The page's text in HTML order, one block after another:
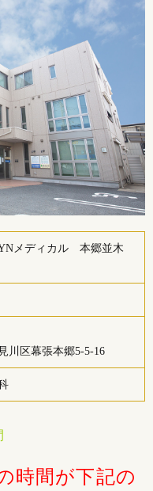
メディカル 本郷並木
川区幕張本郷5-5-16
時間が下記の